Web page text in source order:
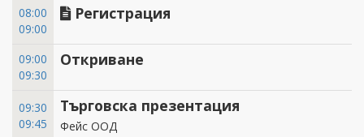
08:00
09:00
Регистрация
09:00
09:30
Откриване
09:30
09:45
Търговска презентация
Фейс ООД